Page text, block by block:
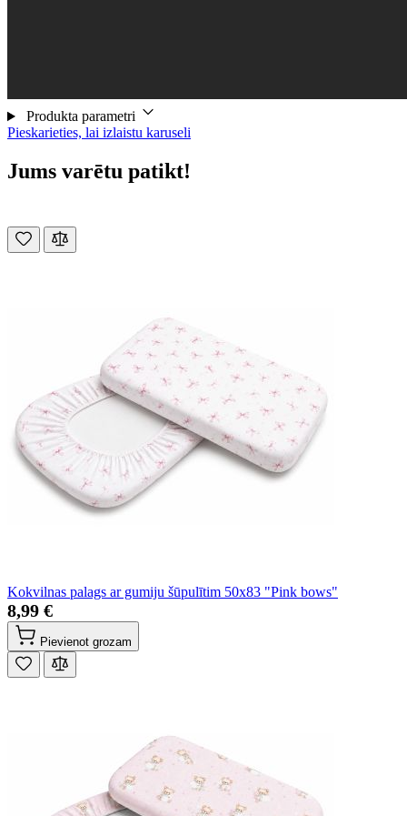
Produkta parametri
Pieskarieties, lai izlaistu karuseli
Jums varētu patikt!
Kokvilnas palags ar gumiju šūpulītim 50x83 "Pink bows"
8,99 €
Pievienot grozam